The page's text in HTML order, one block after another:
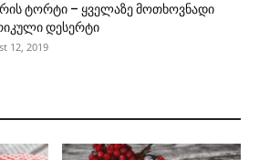
ტორტი – ყველაზე მოთხოვნადი
დესერტი
12, 2019